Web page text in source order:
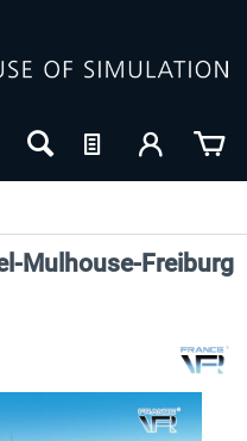
Mulhouse-Freiburg